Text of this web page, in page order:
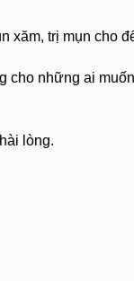
xăm, trị mụn cho
cho những ai
lòng.